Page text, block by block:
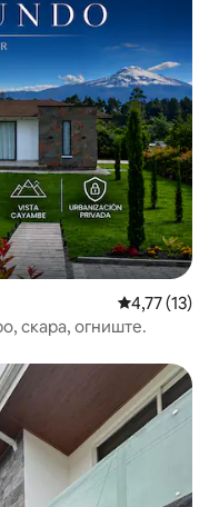
Просечна
4,77 (13)
скара, огниште.